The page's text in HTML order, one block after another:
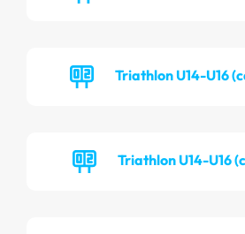
Triathlon U14-U16
Triathlon U14-U16